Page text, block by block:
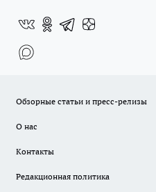
Обзорные статьи и пресс-релизы
О нас
Контакты
Редакционная политика